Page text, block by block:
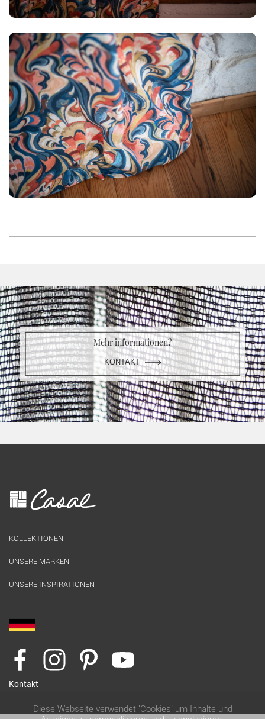
Mehr informationen?
KONTAKT
KOLLEKTIONEN
UNSERE MARKEN
UNSERE INSPIRATIONEN
Kontakt
Diese Webseite verwendet 'Cookies' um Inhalte und